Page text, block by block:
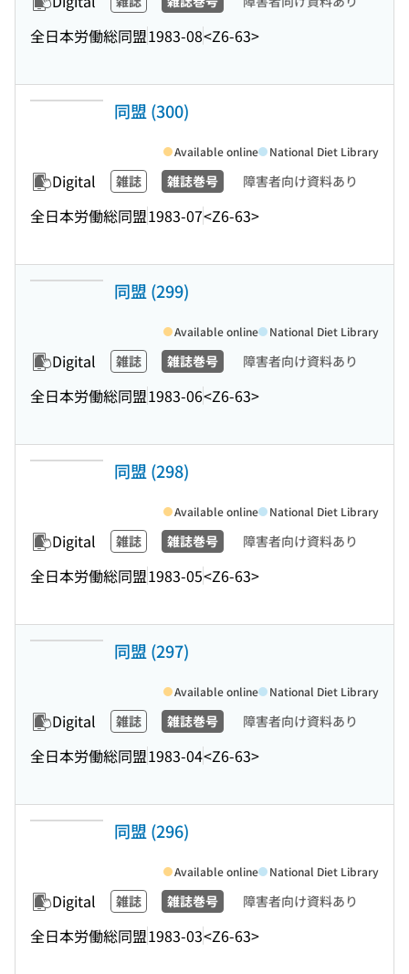
全日本労働総同盟1983-08<Z6-63>
同盟 (300)
Digital 雑誌 雑誌巻号 障害者向け資料あり
全日本労働総同盟1983-07<Z6-63>
Available online National Diet Library
同盟 (299)
Digital 雑誌 雑誌巻号 障害者向け資料あり
全日本労働総同盟1983-06<Z6-63>
Available online National Diet Library
同盟 (298)
Digital 雑誌 雑誌巻号 障害者向け資料あり
全日本労働総同盟1983-05<Z6-63>
Available online National Diet Library
同盟 (297)
Digital 雑誌 雑誌巻号 障害者向け資料あり
全日本労働総同盟1983-04<Z6-63>
Available online National Diet Library
同盟 (296)
Digital 雑誌 雑誌巻号 障害者向け資料あり
全日本労働総同盟1983-03<Z6-63>
Available online National Diet Library